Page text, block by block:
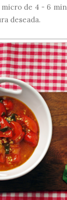
de 4 - 6
deseada.